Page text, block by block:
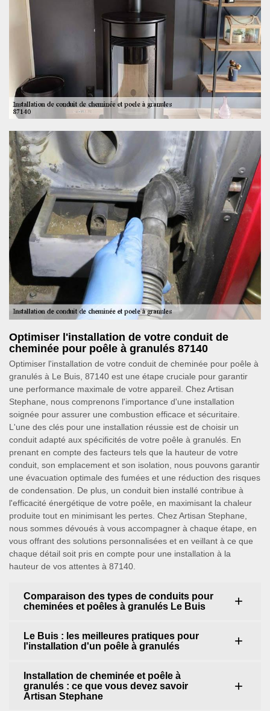
Optimiser l'installation de votre conduit de
cheminée pour poêle à granulés 87140
Optimiser l'installation de votre conduit de cheminée pour poêle à
granulés à Le Buis, 87140 est une étape cruciale pour garantir
une performance maximale de votre appareil. Chez Artisan
Stephane, nous comprenons l'importance d'une installation
soignée pour assurer une combustion efficace et sécuritaire.
L'une des clés pour une installation réussie est de choisir un
conduit adapté aux spécificités de votre poêle à granulés. En
prenant en compte des facteurs tels que la hauteur de votre
conduit, son emplacement et son isolation, nous pouvons garantir
une évacuation optimale des fumées et une réduction des risques
de condensation. De plus, un conduit bien installé contribue à
l'efficacité énergétique de votre poêle, en maximisant la chaleur
produite tout en minimisant les pertes. Chez Artisan Stephane,
nous sommes dévoués à vous accompagner à chaque étape, en
vous offrant des solutions personnalisées et en veillant à ce que
chaque détail soit pris en compte pour une installation à la
hauteur de vos attentes à 87140.
Comparaison des types de conduits pour
cheminées et poêles à granulés Le Buis
Le Buis : les meilleures pratiques pour
l'installation d'un poêle à granulés
Installation de cheminée et poêle à
granulés : ce que vous devez savoir
Artisan Stephane